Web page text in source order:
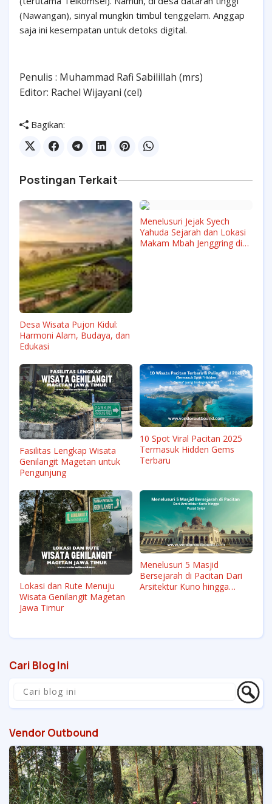
(Nawangan), sinyal mungkin timbul tenggelam. Anggap
saja ini kesempatan untuk detoks digital.
Penulis : Muhammad Rafi Sabilillah (mrs)
Editor: Rachel Wijayani (cel)
Bagikan:
Postingan Terkait
Desa Wisata Pujon Kidul:
Harmoni Alam, Budaya, dan
Edukasi
Menelusuri Jejak Syech
Yahuda Sejarah dan Lokasi
Makam Mbah Jenggring di
Fasilitas Lengkap Wisata
Genilangit Magetan untuk
Pengunjung
10 Spot Viral Pacitan 2025
Termasuk Hidden Gems
Terbaru
Lokasi dan Rute Menuju
Wisata Genilangit Magetan
Jawa Timur
Menelusuri 5 Masjid
Bersejarah di Pacitan Dari
Arsitektur Kuno hingga
Cari Blog Ini
Vendor Outbound